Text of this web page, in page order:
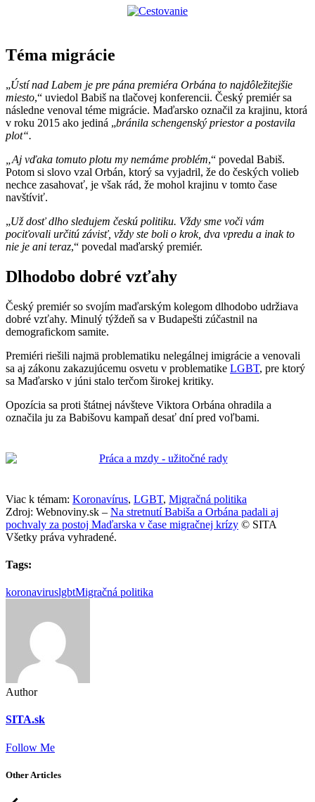
Téma migrácie
„Ústí nad Labem je pre pána premiéra Orbána to najdôležitejšie
miesto,“ uviedol Babiš na tlačovej konferencii. Český premiér sa
následne venoval téme migrácie. Maďarsko označil za krajinu, ktorá
v roku 2015 ako jediná „bránila schengenský priestor a postavila
plot“.
„Aj vďaka tomuto plotu my nemáme problém,“ povedal Babiš.
Potom si slovo vzal Orbán, ktorý sa vyjadril, že do českých volieb
nechce zasahovať, je však rád, že mohol krajinu v tomto čase
navštíviť.
„Už dosť dlho sledujem českú politiku. Vždy sme voči vám
pociťovali určitú závisť, vždy ste boli o krok, dva vpredu a inak to
nie je ani teraz,“ povedal maďarský premiér.
Dlhodobo dobré vzťahy
Český premiér so svojím maďarským kolegom dlhodobo udržiava
dobré vzťahy. Minulý týždeň sa v Budapešti zúčastnil na
demografickom samite.
Premiéri riešili najmä problematiku nelegálnej imigrácie a venovali
sa aj zákonu zakazujúcemu osvetu v problematike LGBT, pre ktorý
sa Maďarsko v júni stalo terčom širokej kritiky.
Opozícia sa proti štátnej návšteve Viktora Orbána ohradila a
označila ju za Babišovu kampaň desať dní pred voľbami.
Viac k témam: Koronavírus, LGBT, Migračná politika
Zdroj: Webnoviny.sk – Na stretnutí Babiša a Orbána padali aj
pochvaly za postoj Maďarska v čase migračnej krízy © SITA
Všetky práva vyhradené.
Tags:
koronaviruslgbtMigračná politika
Author
SITA.sk
Follow Me
Other Articles